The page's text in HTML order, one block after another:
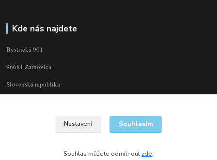
Kde nás najdete
Bystrická 901
96681 Žarnovica
Slovenská republika
Nastavení Souhlasím
Souhlas můžete odmítnout zde.